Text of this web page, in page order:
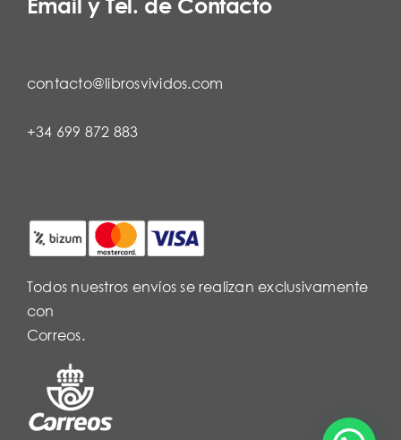
Email y Tel. de Contacto
contacto@librosvividos.com
+34 699 872 883
Todos nuestros envíos se realizan exclusivamente
con
Correos.